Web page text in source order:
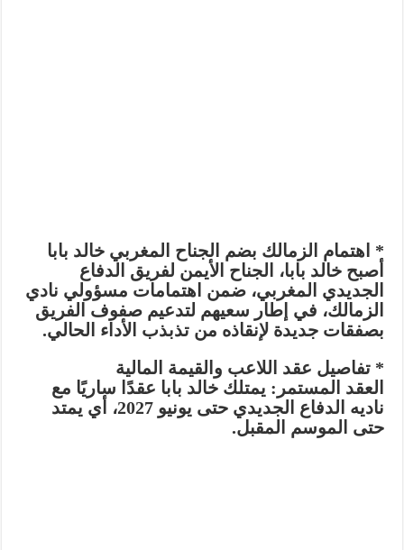
* اهتمام الزمالك بضم الجناح المغربي خالد بابا
أصبح خالد بابا، الجناح الأيمن لفريق الدفاع
الجديدي المغربي، ضمن اهتمامات مسؤولي نادي
الزمالك، في إطار سعيهم لتدعيم صفوف الفريق
بصفقات جديدة لإنقاذه من تذبذب الأداء الحالي.
* تفاصيل عقد اللاعب والقيمة المالية
العقد المستمر: يمتلك خالد بابا عقدًا ساريًا مع
ناديه الدفاع الجديدي حتى يونيو 2027، أي يمتد
حتى الموسم المقبل.